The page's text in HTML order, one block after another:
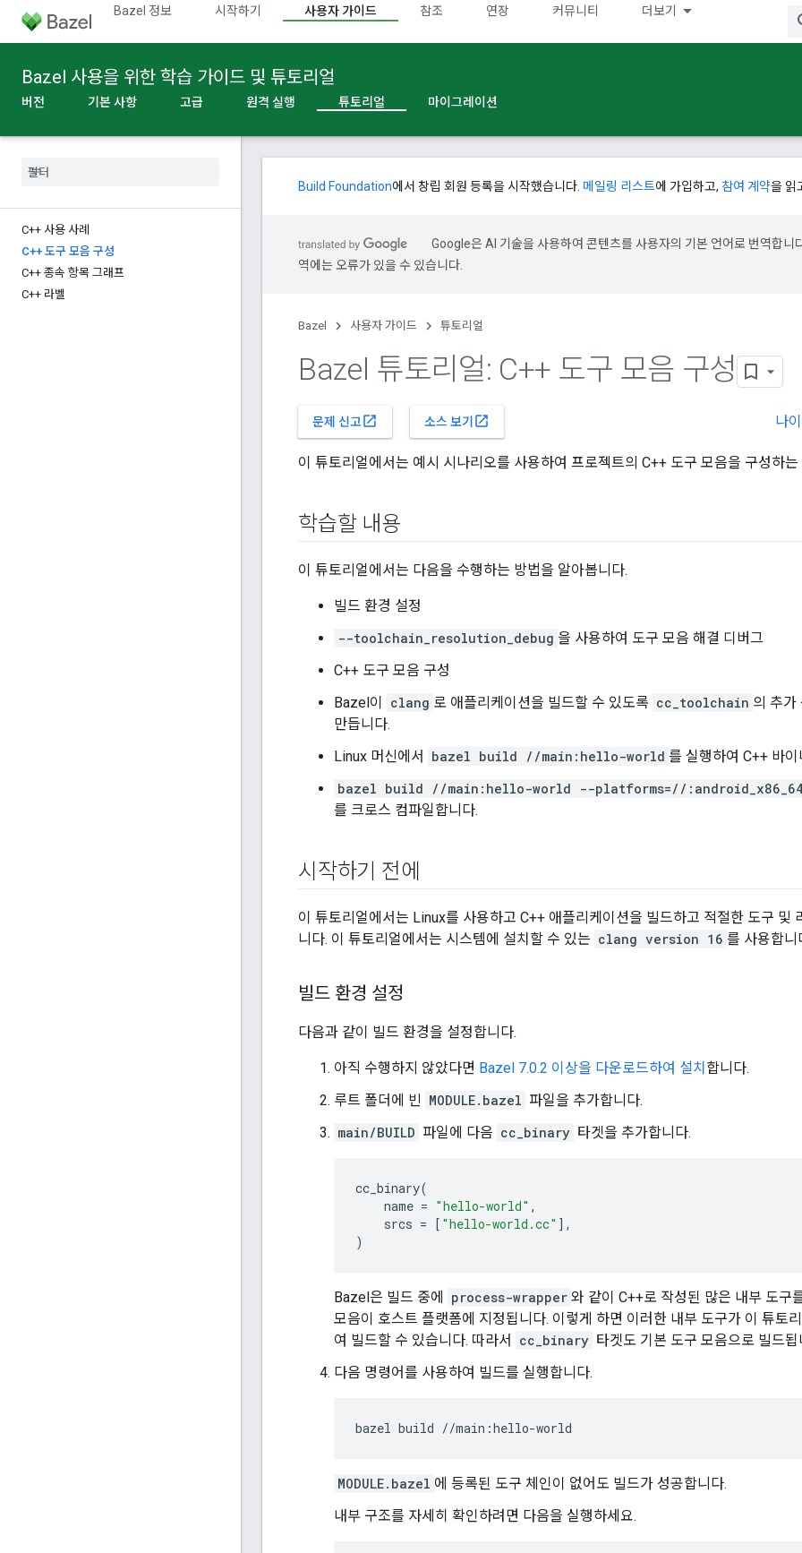
Bazel 정보 시작하기 사용자 가이드 참조 연장 커뮤니티 더보기
Bazel 사용을 위한 학습 가이드 및 튜토리얼
버전 기본 사항 고급 원격 실행 튜토리얼 마이그레이션
C++ 사용 사례
C++ 도구 모음 구성
C++ 종속 항목 그래프
C++ 라벨
Build Foundation에서 창립 회원 등록을 시작했습니다. 메일링 리스트에 가입하고, 참여 계약을 읽
Google은 AI 기술을 사용하여 콘텐츠를 사용자의 기본 언어로 번역합니
역에는 오류가 있을 수 있습니다.
Bazel 사용자 가이드 튜토리얼
Bazel 튜토리얼: C++ 도구 모음 구성
문제 신고open_in_new 소스 보기 open_in_new 나
이 튜토리얼에서는 예시 시나리오를 사용하여 프로젝트의 C++ 도구 모음을 구성하
학습할 내용
이 튜토리얼에서는 다음을 수행하는 방법을 알아봅니다.
빌드 환경 설정
--toolchain_resolution_debug 을 사용하여 도구 모음 해결 디버그
C++ 도구 모음 구성
Bazel이
clang 로 애플리케이션을 빌드할 수 있도록 cc_toolchain 의 추가
만듭니다.
Linux 머신에서
bazel build //main:hello-world 를 실행하여 C++ 바
bazel build //main:hello-world --platforms=//
를 크로스 컴파일합니다.
시작하기 전에
이 튜토리얼에서는 Linux를 사용하고 C++ 애플리케이션을 빌드하고 적절한 도구 및
니다. 이 튜토리얼에서는 시스템에 설치할 수 있는 clang version 16 를 사용합니
빌드 환경 설정
다음과 같이 빌드 환경을 설정합니다.
아직 수행하지 않았다면 Bazel 7.0.2 이상을 다운로드하여 설치 합니다.
루트 폴더에 빈 MODULE.bazel 파일을 추가합니다.
main/BUILD 파일에 다음 cc_binary 타겟을 추가합니다.
cc_binary(
name = "hello-world" ,
srcs = [ "hello-world.cc" ],
)
Bazel은 빌드 중에 process-wrapper 와 같이 C++로 작성된 많은 내부 도구
모음이 호스트 플랫폼에 지정됩니다. 이렇게 하면 이러한 내부 도구가 이 튜토
여 빌드할 수 있습니다. 따라서
cc_binary 타겟도 기본 도구 모음으로 빌드됩
다음 명령어를 사용하여 빌드를 실행합니다.
bazel build
MODULE.bazel 에 등록된 도구 체인이 없어도 빌드가 성공합니다.
내부 구조를 자세히 확인하려면 다음을 실행하세요.